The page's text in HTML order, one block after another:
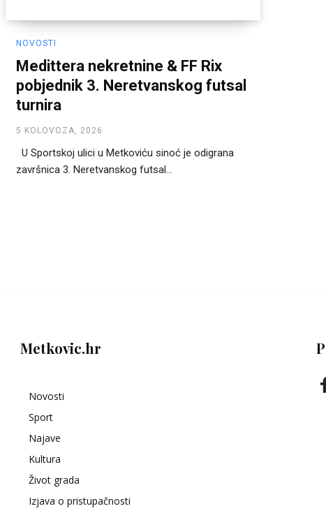
NOVOSTI
Medittera nekretnine & FF Rix
pobjednik 3. Neretvanskog futsal
turnira
5 KOLOVOZA, 2026
U Sportskoj ulici u Metkoviću sinoć je odigrana
završnica 3. Neretvanskog futsal...
Metkovic.hr
Novosti
Sport
Najave
Kultura
Život grada
Izjava o pristupačnosti